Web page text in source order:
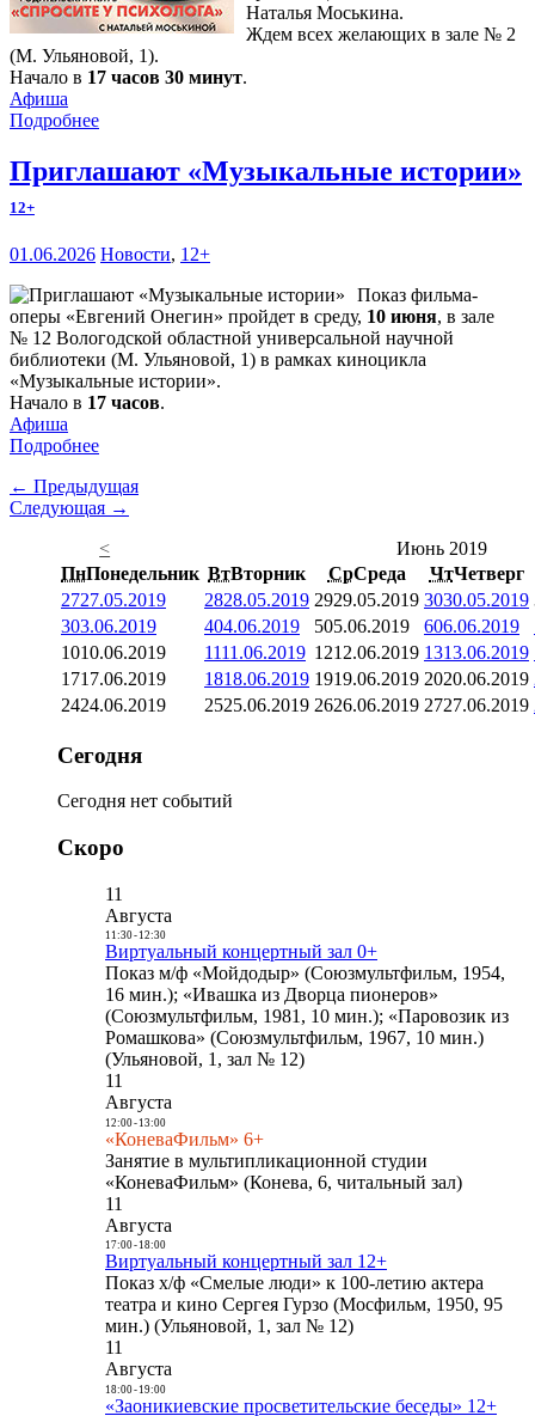
Наталья Моськина.
Ждем всех желающих в зале № 2
(М. Ульяновой, 1).
Начало в 17 часов 30 минут.
Афиша
Подробнее
Приглашают «Музыкальные истории»
12+
01.06.2026 Новости, 12+
Показ фильма-
оперы «Евгений Онегин» пройдет в среду, 10 июня, в зале
№ 12 Вологодской областной универсальной научной
библиотеки (М. Ульяновой, 1) в рамках киноцикла
«Музыкальные истории».
Начало в 17 часов.
Афиша
Подробнее
← Предыдущая
Следующая →
<
Июнь 2019
ПнПонедельник ВтВторник СрСреда ЧтЧетверг
2727.05.2019 2828.05.2019 2929.05.2019 3030.05.2019
303.06.2019 404.06.2019 505.06.2019 606.06.2019
1010.06.2019 1111.06.2019 1212.06.2019 1313.06.2019
1717.06.2019 1818.06.2019 1919.06.2019 2020.06.2019
2424.06.2019 2525.06.2019 2626.06.2019 2727.06.2019
Сегодня
Сегодня нет событий
Скоро
11
Августа
11:30- 12:30
Виртуальный концертный зал 0+
Показ м/ф «Мойдодыр» (Союзмультфильм, 1954,
16 мин.); «Ивашка из Дворца пионеров»
(Союзмультфильм, 1981, 10 мин.); «Паровозик из
Ромашкова» (Союзмультфильм, 1967, 10 мин.)
(Ульяновой, 1, зал № 12)
11
Августа
12:00- 13:00
«КоневаФильм» 6+
Занятие в мультипликационной студии
«КоневаФильм» (Конева, 6, читальный зал)
11
Августа
17:00- 18:00
Виртуальный концертный зал 12+
Показ х/ф «Смелые люди» к 100-летию актера
театра и кино Сергея Гурзо (Мосфильм, 1950, 95
мин.) (Ульяновой, 1, зал № 12)
11
Августа
18:00- 19:00
«Заоникиевские просветительские беседы» 12+